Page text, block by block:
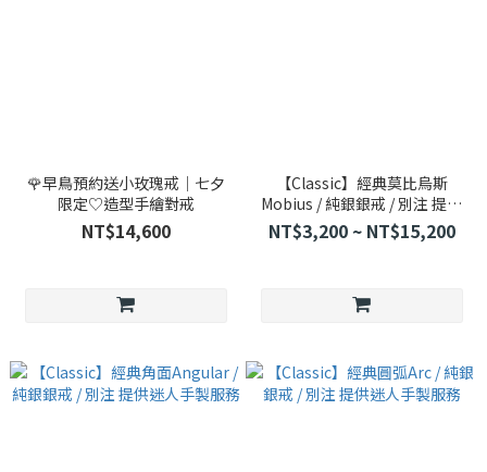
🌹早鳥預約送小玫瑰戒｜七夕
限定♡造型手繪對戒
NT$14,600
【Classic】經典莫比烏斯
Mobius / 純銀銀戒 / 別注 提供
迷人手製服務
NT$3,200 ~ NT$15,200